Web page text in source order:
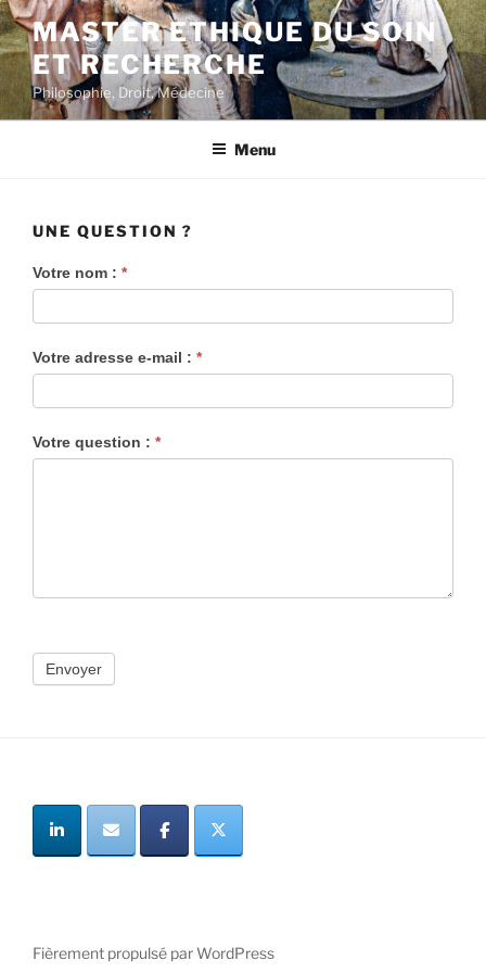
Aller
au
contenu
principal
MASTER ETHIQUE DU SOIN
ET RECHERCHE
Philosophie, Droit, Médecine
Menu
UNE QUESTION ?
Votre nom : *
Votre adresse e-mail : *
Votre question : *
Envoyer
Fièrement propulsé par WordPress